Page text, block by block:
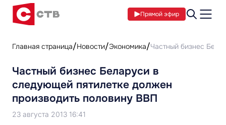
Прямой эфир
Главная страница Новости Экономика Частный бизнес
Частный бизнес Беларуси в
следующей пятилетке должен
производить половину ВВП
23 августа 2013 16:41